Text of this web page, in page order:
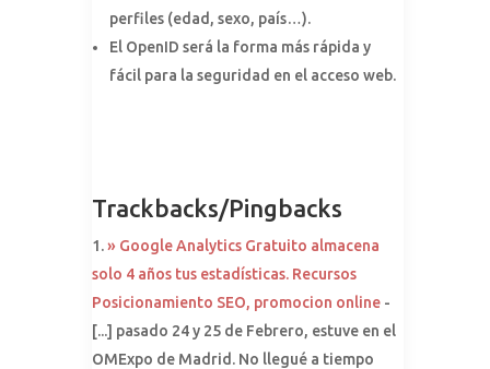
perfiles (edad, sexo, país…).
El OpenID será la forma más rápida y
fácil para la seguridad en el acceso web.
Trackbacks/Pingbacks
» Google Analytics Gratuito almacena
solo 4 años tus estadísticas. Recursos
Posicionamiento SEO, promocion online -
[...] pasado 24 y 25 de Febrero, estuve en el
OMExpo de Madrid. No llegué a tiempo